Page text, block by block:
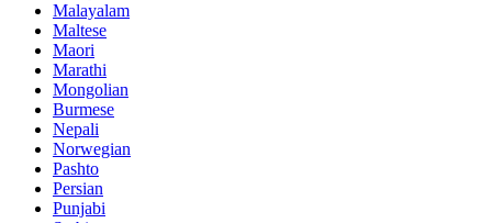
Malayalam
Maltese
Maori
Marathi
Mongolian
Burmese
Nepali
Norwegian
Pashto
Persian
Punjabi